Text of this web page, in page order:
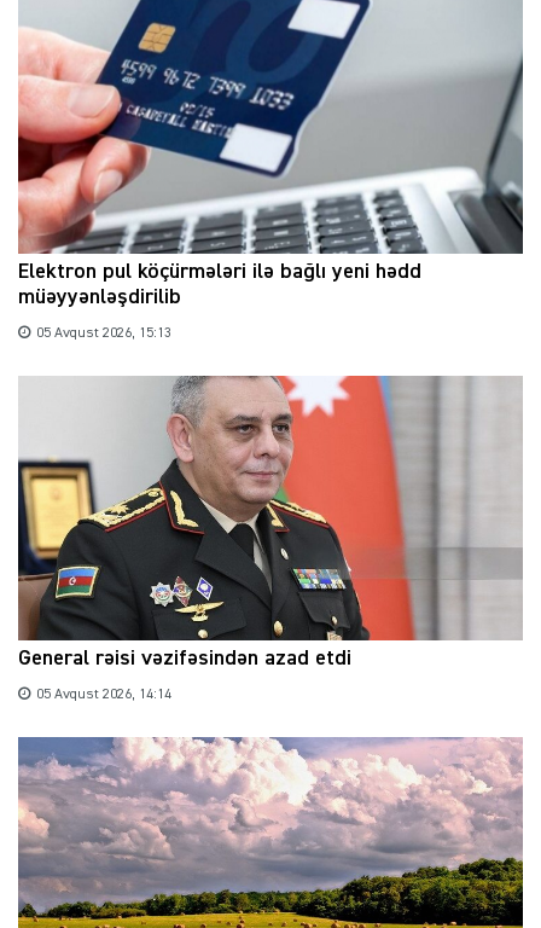
Elektron pul köçürmələri ilə bağlı yeni hədd
müəyyənləşdirilib
05 Avqust 2026, 15:13
General rəisi vəzifəsindən azad etdi
05 Avqust 2026, 14:14